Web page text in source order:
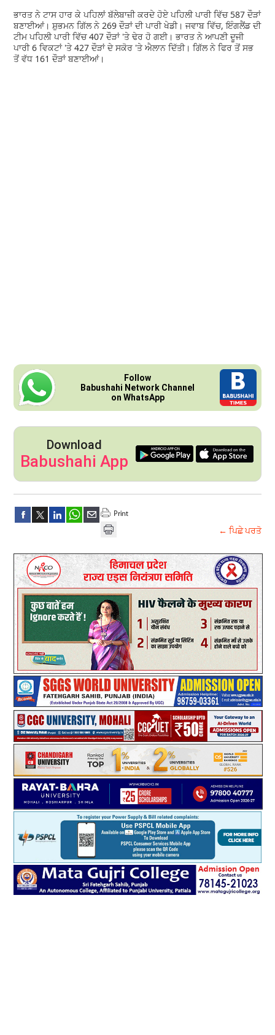
ਭਾਰਤ ਨੇ ਟਾਸ ਹਾਰ ਕੇ ਪਹਿਲਾਂ ਬੱਲੇਬਾਜ਼ੀ ਕਰਦੇ ਹੋਏ ਪਹਿਲੀ ਪਾਰੀ ਵਿੱਚ 587 ਦੌੜਾਂ
ਬਣਾਈਆਂ। ਸ਼ੁਭਮਨ ਗਿੱਲ ਨੇ 269 ਦੌੜਾਂ ਦੀ ਪਾਰੀ ਖੇਡੀ। ਜਵਾਬ ਵਿੱਚ, ਇੰਗਲੈਂਡ ਦੀ
ਟੀਮ ਪਹਿਲੀ ਪਾਰੀ ਵਿੱਚ 407 ਦੌੜਾਂ 'ਤੇ ਢੇਰ ਹੋ ਗਈ। ਭਾਰਤ ਨੇ ਆਪਣੀ ਦੂਜੀ
ਪਾਰੀ 6 ਵਿਕਟਾਂ 'ਤੇ 427 ਦੌੜਾਂ ਦੇ ਸਕੋਰ 'ਤੇ ਐਲਾਨ ਦਿੱਤੀ। ਗਿੱਲ ਨੇ ਫਿਰ ਤੋਂ ਸਭ
ਤੋਂ ਵੱਧ 161 ਦੌੜਾਂ ਬਣਾਈਆਂ।
Follow
Babushahi Network Channel
on WhatsApp
Download
Babushahi App
← ਪਿਛੇ ਪਰਤੋ